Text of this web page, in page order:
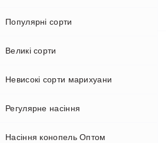
Популярні сорти
Великі сорти
Невисокі сорти марихуани
Регулярне насіння
Насіння конопель Оптом